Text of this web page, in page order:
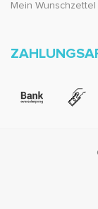
Mein Wunschzettel